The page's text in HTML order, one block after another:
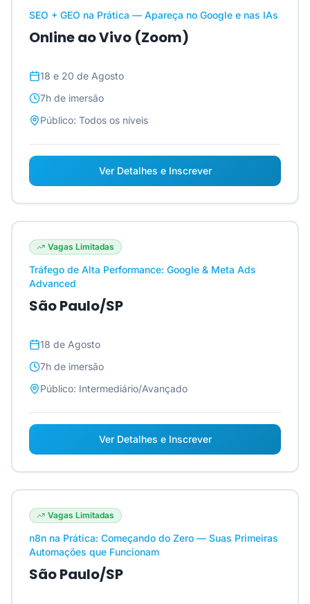
SEO + GEO na Prática — Apareça no Google e nas IAs
Online ao Vivo (Zoom)
18 e 20 de Agosto
7h de imersão
Público: Todos os níveis
Ver Detalhes e Inscrever
Vagas Limitadas
Tráfego de Alta Performance: Google & Meta Ads
Advanced
São Paulo/SP
18 de Agosto
7h de imersão
Público: Intermediário/Avançado
Ver Detalhes e Inscrever
Vagas Limitadas
n8n na Prática: Começando do Zero — Suas Primeiras
Automações que Funcionam
São Paulo/SP